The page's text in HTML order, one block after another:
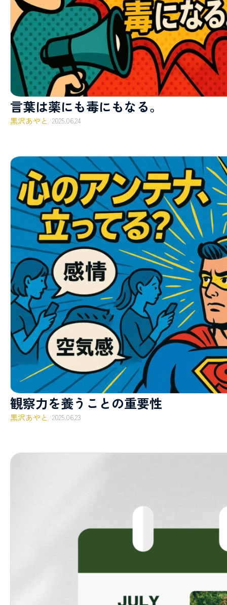
言葉は薬にも毒にもなる。
黒沢あやと 2025.06.24
観察力を養うことの重要性
黒沢あやと 2025.06.23